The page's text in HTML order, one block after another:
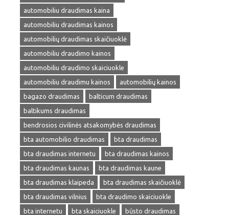
automobiliu draudimas kaina
automobiliu draudimas kainos
automobilių draudimas skaičiuoklė
automobiliu draudimo kainos
automobiliu draudimo skaiciuokle
automobiliu draudimu kainos
automobilių kainos
bagazo draudimas
balticum draudimas
baltikums draudimas
bendrosios civilinės atsakomybės draudimas
bta automobilio draudimas
bta draudimas
bta draudimas internetu
bta draudimas kainos
bta draudimas kaunas
bta draudimas kaune
bta draudimas klaipeda
bta draudimas skaičiuoklė
bta draudimas vilnius
bta draudimo skaiciuokle
bta internetu
bta skaiciuokle
būsto draudimas